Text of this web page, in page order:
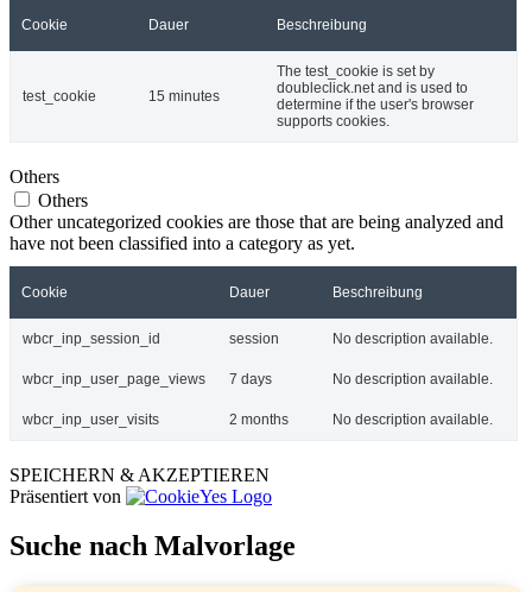
Cookie Dauer Beschreibung
test_cookie 15 minutes
The test_cookie is set by
doubleclick.net and is used to
determine if the user's browser
supports cookies.
Others
Others
Other uncategorized cookies are those that are being analyzed and
have not been classified into a category as yet.
Cookie Dauer Beschreibung
wbcr_inp_session_id session No description available.
wbcr_inp_user_page_views 7 days No description available.
wbcr_inp_user_visits 2 months No description available.
SPEICHERN & AKZEPTIEREN
Präsentiert von
Suche nach Malvorlage